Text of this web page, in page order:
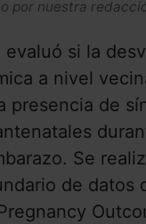
por nuestra
evaluó si la
a nivel
presencia de
Se
de datos